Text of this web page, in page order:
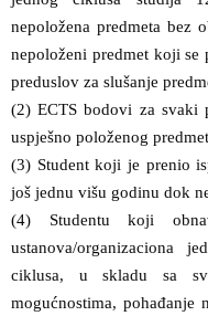
nepoložena predmeta bez
nepoloženi predmet koji se
preduslov za slušanje
(2) ECTS bodovi za svaki
uspješno položenog
(3) Student koji je prenio
još jednu višu godinu dok
(4) Studentu koji
ustanova/organizaciona
ciklusa, u skladu sa
mogućnostima, pohađanje